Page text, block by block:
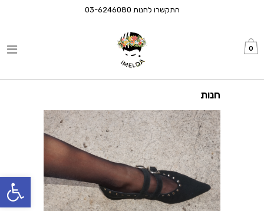
פתח
התקשרו לחנות 03-6246080
0
חנות